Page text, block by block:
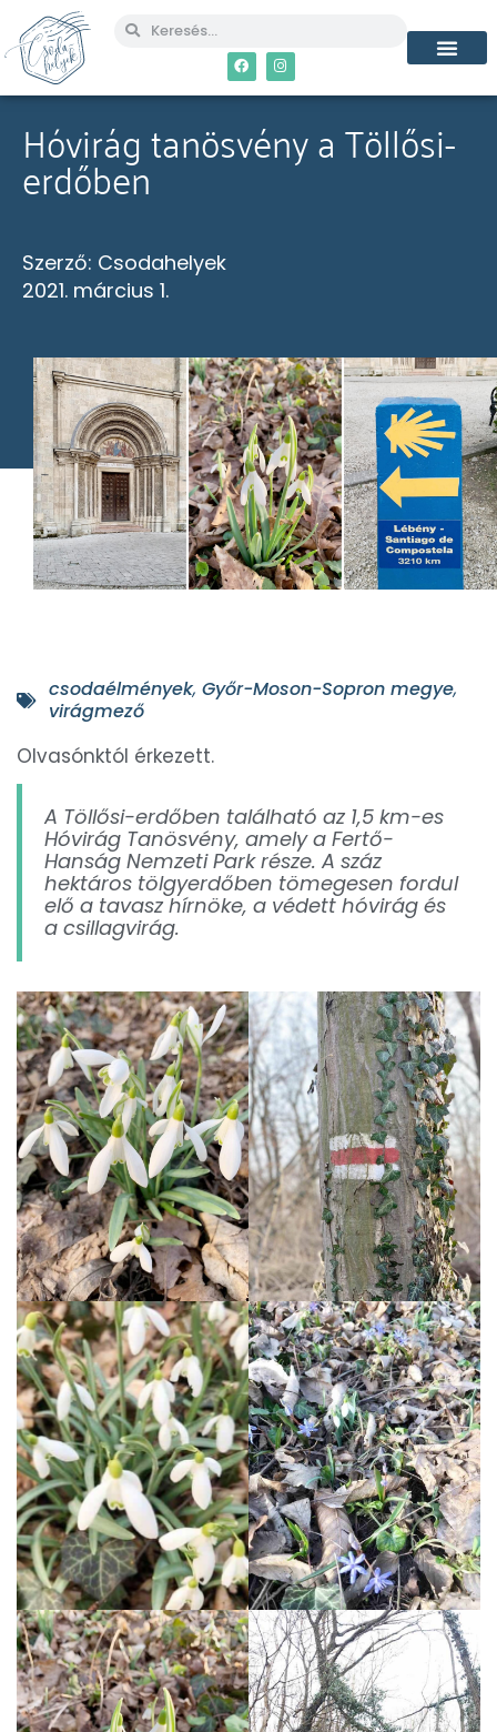
Hóvirág tanösvény a Töllősi-
erdőben
Szerző: Csodahelyek
2021. március 1.
csodaélmények, Győr-Moson-Sopron megye,
virágmező
Olvasónktól érkezett.
A Töllősi-erdőben található az 1,5 km-es
Hóvirág Tanösvény, amely a Fertő-
Hanság Nemzeti Park része. A száz
hektáros tölgyerdőben tömegesen fordul
elő a tavasz hírnöke, a védett hóvirág és
a csillagvirág.